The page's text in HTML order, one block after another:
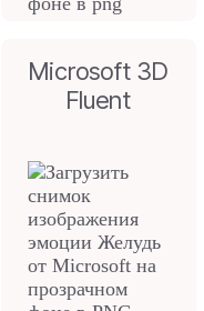
Microsoft 3D
Fluent